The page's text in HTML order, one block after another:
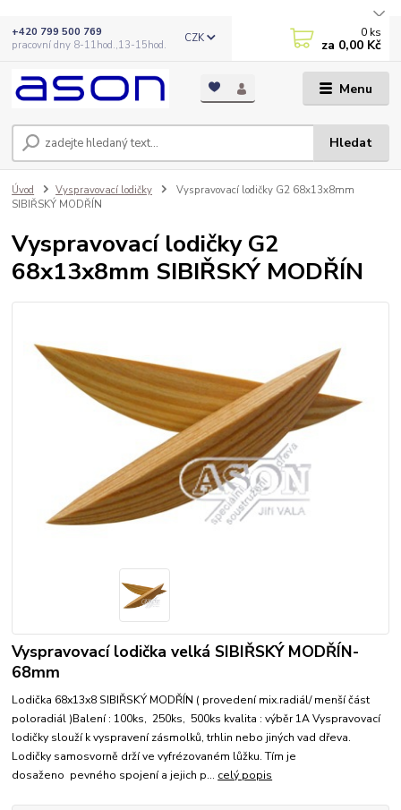
Menu
CZK
Hledat
+420 799 500 769
pracovní dny 8-11hod.,13-15hod.
0 ks
za 0,00 Kč
Úvod Vyspravovací lodičky
Vyspravovací lodičky G2 68x13x8mm
SIBIŘSKÝ MODŘÍN
Vyspravovací lodičky G2
68x13x8mm SIBIŘSKÝ MODŘÍN
Vyspravovací lodička velká SIBIŘSKÝ MODŘÍN-
68mm
Lodička 68x13x8 SIBIŘSKÝ MODŘÍN ( provedení mix.radiál/ menší část
poloradiál )Balení : 100ks, 250ks, 500ks kvalita : výběr 1A Vyspravovací
lodičky slouží k vyspravení zásmolků, trhlin nebo jiných vad dřeva.
Lodičky samosvorně drží ve vyfrézovaném lůžku. Tím je
dosaženo pevného spojení a jejich p... celý popis